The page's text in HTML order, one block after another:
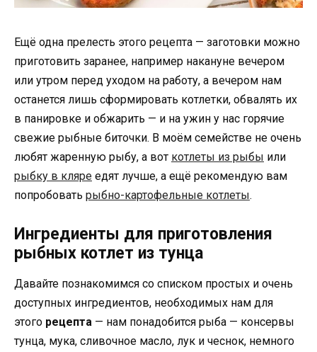
Ещё одна прелесть этого рецепта — заготовки можно
приготовить заранее, например накануне вечером
или утром перед уходом на работу, а вечером нам
останется лишь сформировать котлетки, обвалять их
в панировке и обжарить — и на ужин у нас горячие
свежие рыбные биточки. В моём семействе не очень
любят жаренную рыбу, а вот котлеты из рыбы или
рыбку в кляре едят лучше, а ещё рекомендую вам
попробовать рыбно-картофельные котлеты.
Ингредиенты для приготовления
рыбных котлет из тунца
Давайте познакомимся со списком простых и очень
доступных ингредиентов, необходимых нам для
этого рецепта — нам понадобится рыба — консервы
тунца, мука, сливочное масло, лук и чеснок, немного